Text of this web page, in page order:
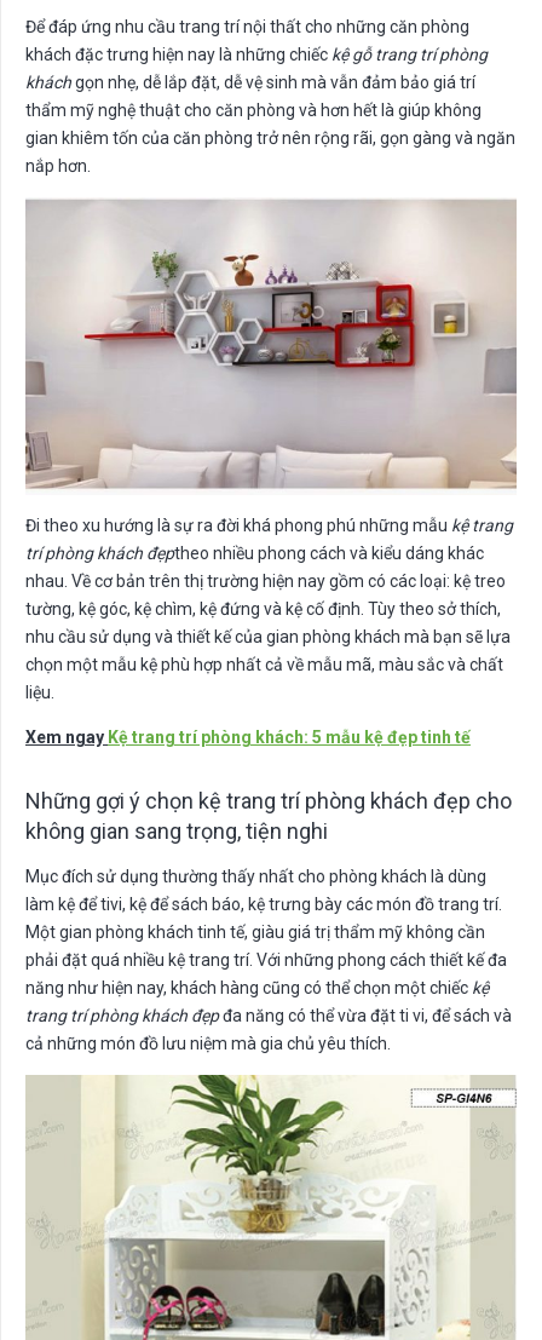
Để đáp ứng nhu cầu trang trí nội thất cho những căn phòng
khách đặc trưng hiện nay là những chiếc kệ gỗ trang trí phòng
kháchgọn nhẹ, dễ lắp đặt, dễ vệ sinh mà vẫn đảm bảo giá trí
thẩm mỹ nghệ thuật cho căn phòng và hơn hết là giúp không
gian khiêm tốn của căn phòng trở nên rộng rãi, gọn gàng và ngăn
nắp hơn.
Đi theo xu hướng là sự ra đời khá phong phú những mẫu kệ trang
trí phòng khách đẹptheo nhiều phong cách và kiểu dáng khác
nhau. Về cơ bản trên thị trường hiện nay gồm có các loại: kệ treo
tường, kệ góc, kệ chìm, kệ đứng và kệ cố định. Tùy theo sở thích,
nhu cầu sử dụng và thiết kế của gian phòng khách mà bạn sẽ lựa
chọn một mẫu kệ phù hợp nhất cả về mẫu mã, màu sắc và chất
liệu.
Xem ngay Kệ trang trí phòng khách: 5 mẫu kệ đẹp tinh tế
Những gợi ý chọn kệ trang trí phòng khách đẹp cho
không gian sang trọng, tiện nghi
Mục đích sử dụng thường thấy nhất cho phòng khách là dùng
làm kệ để tivi, kệ để sách báo, kệ trưng bày các món đồ trang trí.
Một gian phòng khách tinh tế, giàu giá trị thẩm mỹ không cần
phải đặt quá nhiều kệ trang trí. Với những phong cách thiết kế đa
năng như hiện nay, khách hàng cũng có thể chọn một chiếc kệ
trang trí phòng khách đẹpđa năng có thể vừa đặt ti vi, để sách và
cả những món đồ lưu niệm mà gia chủ yêu thích.